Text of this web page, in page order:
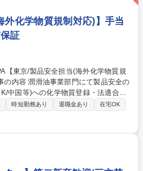
均10～20h程
外化学物質規制対応)】手当
証
中国等)への化学物質登録・法適合確
理システムの運用保守等を担当。グロ
国REACH(E
化学物質登録等の対■各国輸入実績数
部コンサルタントとの連絡窓口業務■
魅力・キャリア】部門内に研究・製
将来的には専門職の極みだけでなく
軟なキャリア形成が可能です。 募集
時短勤務あり 退職金あり
在宅OK